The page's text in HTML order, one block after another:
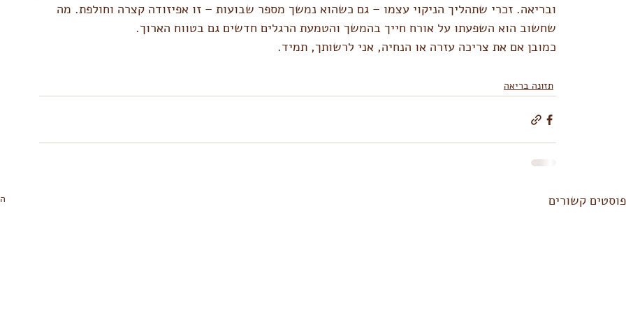
ובריאה. זכרי שתהליך הניקוי עצמו – גם כשהוא נמשך מספר שבועות – זו אפיזודה קצרה וחולפת. מה
שחשוב הוא השפעתו על אורח חייך בהמשך והטמעת הרגלים חדשים גם בטווח הארוך.
כמובן אם את צריכה עזרה או הנחיה, אני לרשותך, תמיד.
תזונה בריאה
פוסטים קשורים